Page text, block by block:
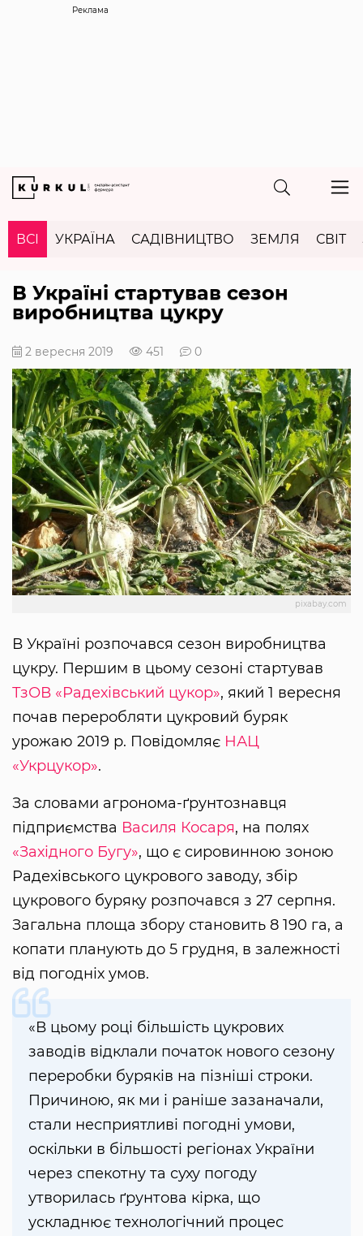
Реклама
ВСІ УКРАЇНА САДІВНИЦТВО ЗЕМЛЯ СВІТ
В Україні стартував сезон
виробництва цукру
2 вересня 2019 451 0
pixabay.com
В Україні розпочався сезон виробництва
цукру. Першим в цьому сезоні стартував
ТзОВ «Радехівський цукор», який 1 вересня
почав переробляти цукровий буряк
урожаю 2019 р. Повідомляє НАЦ
«Укрцукор».
За словами агронома-ґрунтознавця
підприємства Василя Косаря, на полях
«Західного Бугу», що є сировинною зоною
Радехівського цукрового заводу, збір
цукрового буряку розпочався з 27 серпня.
Загальна площа збору становить 8 190 га, а
копати планують до 5 грудня, в залежності
від погодніх умов.
«В цьому році більшість цукрових
заводів відклали початок нового сезону
переробки буряків на пізніші строки.
Причиною, як ми і раніше зазаначали,
стали несприятливі погодні умови,
оскільки в більшості регіонах України
через спекотну та суху погоду
утворилась ґрунтова кірка, що
ускладнює технологічний процес